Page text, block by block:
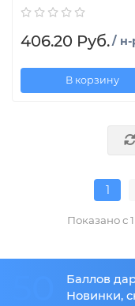
406.20 Руб./ н-
В корзину
1
Показано с
Баллов
Новинки,